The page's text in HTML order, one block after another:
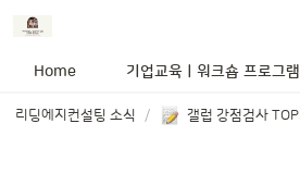
Home 기업교육ㅣ워크숍 프로그램
리딩에지컨설팅 소식 /